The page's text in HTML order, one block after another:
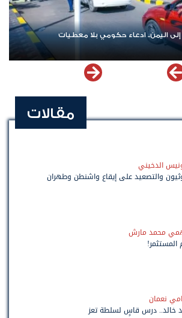
إلى اليمن.. ادعاء حكومي بلا معطيات
مقالات
الدخيني
والتصعيد على إيقاع واشنطن وطهران
محمد مارش
المستثمر!
نعمان
خالد.. درس قاسٍ لسلطة تعز